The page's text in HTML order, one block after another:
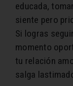
educada,
siente pero
Si logras
momento
tu relación
salga